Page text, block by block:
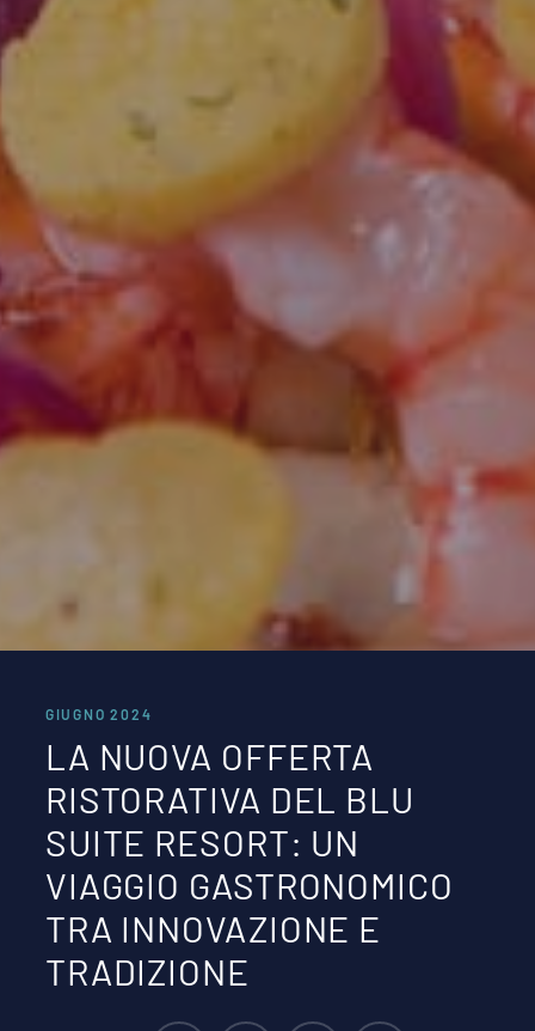
GIUGNO 2024
LA NUOVA OFFERTA
RISTORATIVA DEL BLU
SUITE RESORT: UN
VIAGGIO GASTRONOMICO
TRA INNOVAZIONE E
TRADIZIONE